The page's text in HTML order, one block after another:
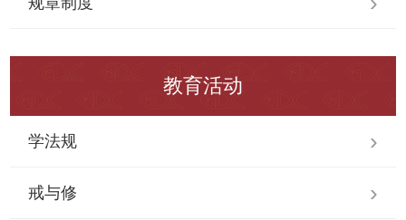
教育活动
学法规
戒与修